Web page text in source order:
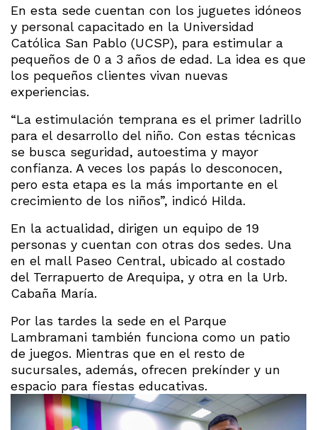
En esta sede cuentan con los juguetes idóneos
y personal capacitado en la Universidad
Católica San Pablo (UCSP), para estimular a
pequeños de 0 a 3 años de edad. La idea es que
los pequeños clientes vivan nuevas
experiencias.
“La estimulación temprana es el primer ladrillo
para el desarrollo del niño. Con estas técnicas
se busca seguridad, autoestima y mayor
confianza. A veces los papás lo desconocen,
pero esta etapa es la más importante en el
crecimiento de los niños”, indicó Hilda.
En la actualidad, dirigen un equipo de 19
personas y cuentan con otras dos sedes. Una
en el mall Paseo Central, ubicado al costado
del Terrapuerto de Arequipa, y otra en la Urb.
Cabaña María.
Por las tardes la sede en el Parque
Lambramani también funciona como un patio
de juegos. Mientras que en el resto de
sucursales, además, ofrecen prekínder y un
espacio para fiestas educativas.